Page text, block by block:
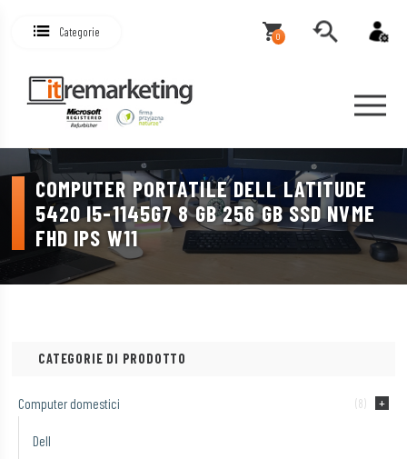
Categorie 0
COMPUTER PORTATILE DELL LATITUDE
5420 I5-1145G7 8 GB 256 GB SSD NVME
FHD IPS W11
CATEGORIE DI PRODOTTO
Computer domestici (8)
Dell